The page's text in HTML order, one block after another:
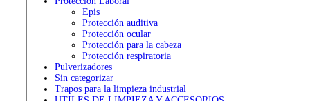
Epis
Protección auditiva
Protección ocular
Protección para la cabeza
Protección respiratoria
Pulverizadores
Sin categorizar
Trapos para la limpieza industrial